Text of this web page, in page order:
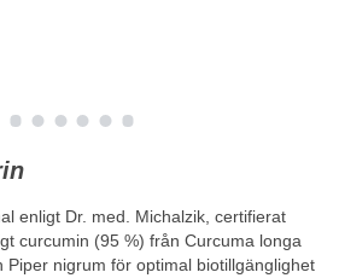
enligt Dr. med. Michalzik, certifierat
curcumin (95 %) från Curcuma longa
Piper nigrum för optimal biotillgänglighet